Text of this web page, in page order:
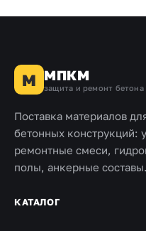
М МПКМ
защита и ремонт бетона
Поставка материалов
бетонных конструкций:
ремонтные смеси,
полы, анкерные составы.
КАТАЛОГ